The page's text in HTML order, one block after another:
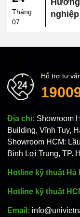
Tháng
07
Hỗ trợ tư
Địa chỉ: Showroom
Building, Vĩnh Tuy,
Showroom HCM:
Bình Lợi Trung, TP.
Hotline kỹ thuật Hà
Hotline kỹ thuật
Email: